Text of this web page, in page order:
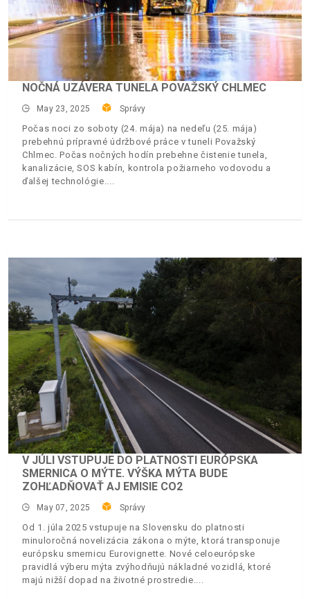
NOČNÁ UZÁVERA TUNELA POVAŽSKÝ CHLMEC
May 23, 2025 Správy
Počas noci zo soboty (24. mája) na nedeľu (25. mája)
prebehnú prípravné údržbové práce v tuneli Považský
Chlmec. Počas nočných hodín prebehne čistenie tunela,
kanalizácie, SOS kabín, kontrola požiarneho vodovodu a
ďalšej technológie.
V JÚLI VSTUPUJE DO PLATNOSTI EURÓPSKA
SMERNICA O MÝTE. VÝŠKA MÝTA BUDE
ZOHĽADŇOVAŤ AJ EMISIE CO2
May 07, 2025 Správy
Od 1. júla 2025 vstupuje na Slovensku do platnosti
minuloročná novelizácia zákona o mýte, ktorá transponuje
európsku smernicu Eurovignette. Nové celoeurópske
pravidlá výberu mýta zvýhodňujú nákladné vozidlá, ktoré
majú nižší dopad na životné prostredie.